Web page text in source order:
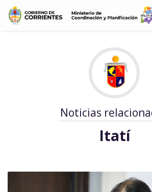
Noticias
Itatí